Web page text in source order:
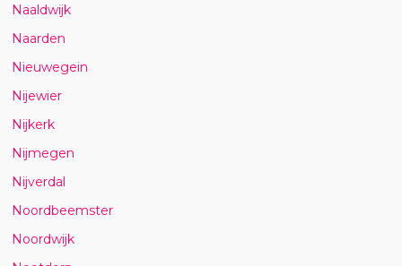
Naaldwijk
Naarden
Nieuwegein
Nijewier
Nijkerk
Nijmegen
Nijverdal
Noordbeemster
Noordwijk